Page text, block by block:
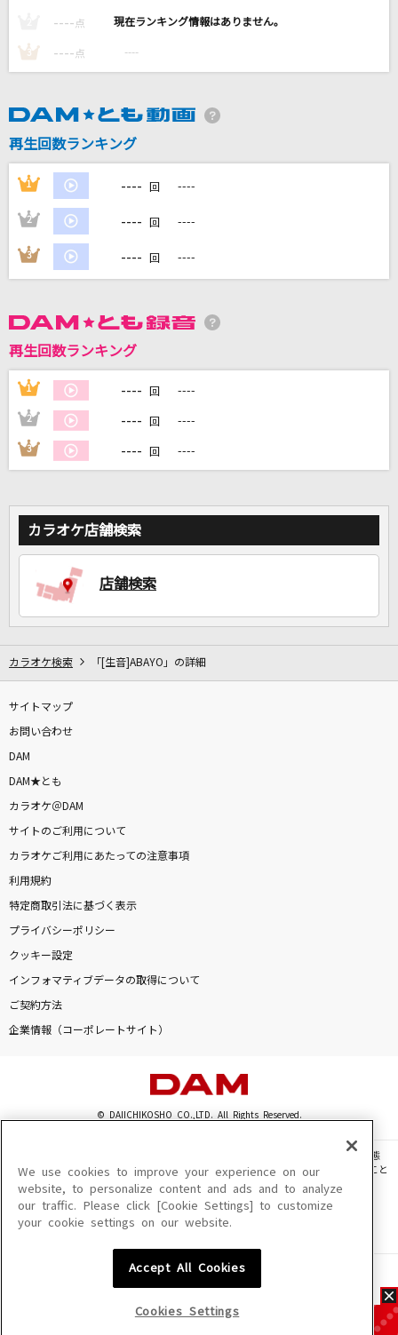
もっと見る
DAMの新曲・ランキングなど
DAMに会員登録・ログインして
家族や友達と一緒に！練習にも！
---- 点 ----
3 ---- 点 ----
再生回数ランキング
1 ---- 回 ----
2 ---- 回 ----
3 ---- 回 ----
再生回数ランキング
1 ---- 回 ----
2 ---- 回 ----
3 ---- 回 ----
カラオケ店舗検索
店舗検索
カラオケ検索 「[生音]ABAYO」の詳細
サイトマップ
お問い合わせ
DAM
DAM★とも
カラオケ＠DAM
サイトのご利用について
カラオケご利用にあたっての注意事項
利用規約
特定商取引法に基づく表示
プライバシーポリシー
クッキー設定
インフォマティブデータの取得について
ご契約方法
企業情報（コーポレートサイト）
© DAIICHIKOSHO CO.,LTD. All Rights Reserved.
このサイトに掲載されている一切の文章・画像・写真・動画・音声等を、手段や形態
を問わず、著作権法の定める範囲を超えて無断で複製、転載、ファイル化などすること
を禁じます。
楽曲及びコンテンツは、機種によりご利用いただけない場合があります。
楽曲及びコンテンツの配信日、配信内容が変更になる場合があります。
We use cookies to improve your experience on our
website, to personalize content and ads and to analyze
our traffic. Please click [Cookie Settings] to customize
your cookie settings on our website.
Accept All Cookies
Cookies Settings